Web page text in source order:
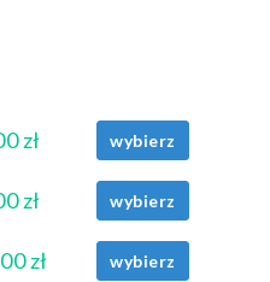
zł wybierz
zł wybierz
zł wybierz